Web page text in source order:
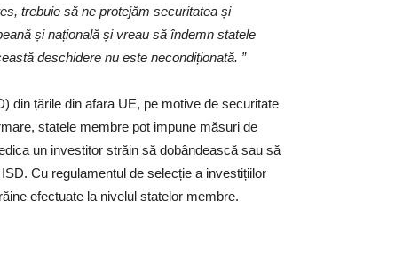
trebuie să ne protejăm securitatea și
și națională și vreau să îndemn statele
deschidere nu este necondiționată. ”
din țările din afara UE, pe motive de securitate
statele membre pot impune măsuri de
un investitor străin să dobândească sau să
Cu regulamentul de selecție a investițiilor
efectuate la nivelul statelor membre.